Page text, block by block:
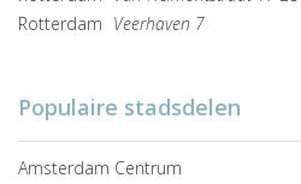
Rotterdam Veerhaven 7
Populaire stadsdelen
Amsterdam Centrum